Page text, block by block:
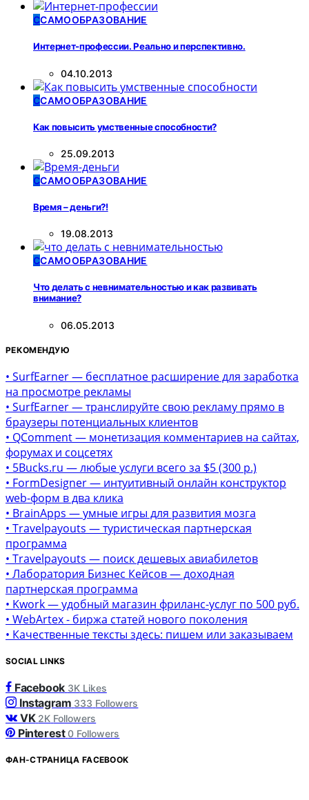
ССАМООБРАЗОВАНИЕ
Интернет-профессии. Реально и перспективно.
04.10.2013
ССАМООБРАЗОВАНИЕ
Как повысить умственные способности?
25.09.2013
ССАМООБРАЗОВАНИЕ
Время – деньги?!
19.08.2013
ССАМООБРАЗОВАНИЕ
Что делать с невнимательностью и как развивать
внимание?
06.05.2013
РЕКОМЕНДУЮ
• SurfEarner — бесплатное расширение для заработка
на просмотре рекламы
• SurfEarner — транслируйте свою рекламу прямо в
браузеры потенциальных клиентов
• QComment — монетизация комментариев на сайтах,
форумах и соцсетях
• 5Bucks.ru — любые услуги всего за $5 (300 р.)
• FormDesigner — интуитивный онлайн конструктор
web-форм в два клика
• BrainApps — умные игры для развития мозга
• Travelpayouts — туристическая партнерская
программа
• Travelpayouts — поиск дешевых авиабилетов
• Лаборатория Бизнес Кейсов — доходная
партнерская программа
• Kwork — удобный магазин фриланс-услуг по 500 руб.
• WebArtex - биржа статей нового поколения
• Качественные тексты здесь: пишем или заказываем
SOCIAL LINKS
Facebook 3K Likes
Instagram 333 Followers
VK 2K Followers
Pinterest 0 Followers
ФАН-СТРАНИЦА FACEBOOK